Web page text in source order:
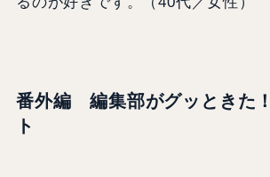
番外編編集部がグッときた
ト